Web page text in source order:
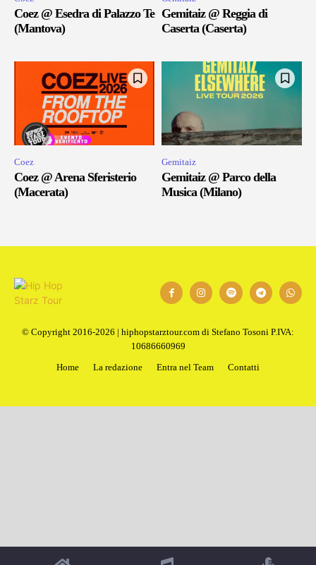
Coez @ Esedra di Palazzo Te
(Mantova)
Gemitaiz @ Reggia di
Caserta (Caserta)
Coez
Coez @ Arena Sferisterio
(Macerata)
Gemitaiz
Gemitaiz @ Parco della
Musica (Milano)
© Copyright 2016-2026 | hiphopstarztour.com di Stefano Tosoni P.IVA:
10686660969
Home
La redazione Entra nel Team Contatti